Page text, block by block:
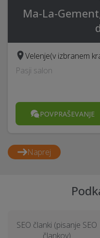
Ma-La-
Velenje(v izbranem
Pasji salon
POVPRAŠEVANJE
Naprej
SEO članki (pisanje SEO
člankov)